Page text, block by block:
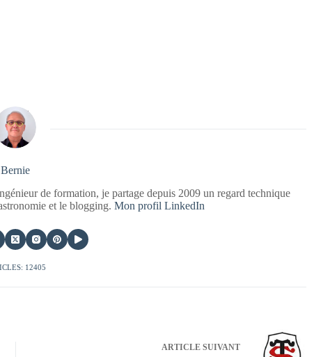
Bernie
de formation, je partage depuis 2009 un regard technique
et le blogging.Mon profil LinkedIn
12405
ARTICLESUIVANT